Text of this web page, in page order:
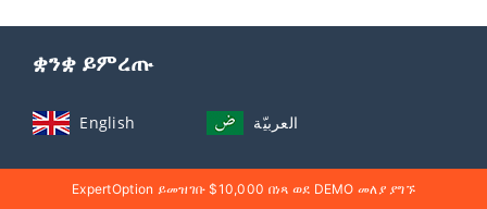
ቋንቋ ይምረጡ
English العربيّة
Indonesia ไทย
ExpertOption ይመዝገቡ $10,000 በነጻ ወደ DEMO መለያ ያግኙ